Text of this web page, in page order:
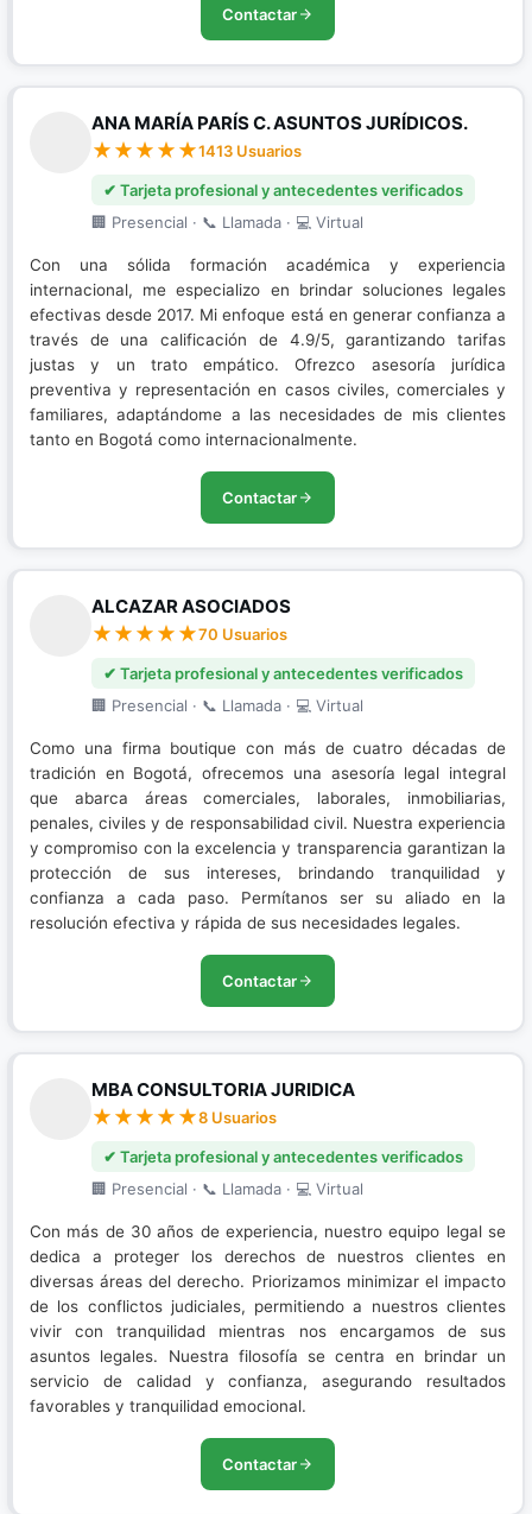
Contactar
ANA MARÍA PARÍS C. ASUNTOS JURÍDICOS.
1413 Usuarios
✔ Tarjeta profesional y antecedentes verificados
🏢 Presencial · 📞 Llamada · 💻 Virtual
Con una sólida formación académica y experiencia
internacional, me especializo en brindar soluciones legales
efectivas desde 2017. Mi enfoque está en generar confianza a
través de una calificación de 4.9/5, garantizando tarifas
justas y un trato empático. Ofrezco asesoría jurídica
preventiva y representación en casos civiles, comerciales y
familiares, adaptándome a las necesidades de mis clientes
tanto en Bogotá como internacionalmente.
Contactar
ALCAZAR ASOCIADOS
70 Usuarios
✔ Tarjeta profesional y antecedentes verificados
🏢 Presencial · 📞 Llamada · 💻 Virtual
Como una firma boutique con más de cuatro décadas de
tradición en Bogotá, ofrecemos una asesoría legal integral
que abarca áreas comerciales, laborales, inmobiliarias,
penales, civiles y de responsabilidad civil. Nuestra experiencia
y compromiso con la excelencia y transparencia garantizan la
protección de sus intereses, brindando tranquilidad y
confianza a cada paso. Permítanos ser su aliado en la
resolución efectiva y rápida de sus necesidades legales.
Contactar
MBA CONSULTORIA JURIDICA
8 Usuarios
✔ Tarjeta profesional y antecedentes verificados
🏢 Presencial · 📞 Llamada · 💻 Virtual
Con más de 30 años de experiencia, nuestro equipo legal se
dedica a proteger los derechos de nuestros clientes en
diversas áreas del derecho. Priorizamos minimizar el impacto
de los conflictos judiciales, permitiendo a nuestros clientes
vivir con tranquilidad mientras nos encargamos de sus
asuntos legales. Nuestra filosofía se centra en brindar un
servicio de calidad y confianza, asegurando resultados
favorables y tranquilidad emocional.
Contactar